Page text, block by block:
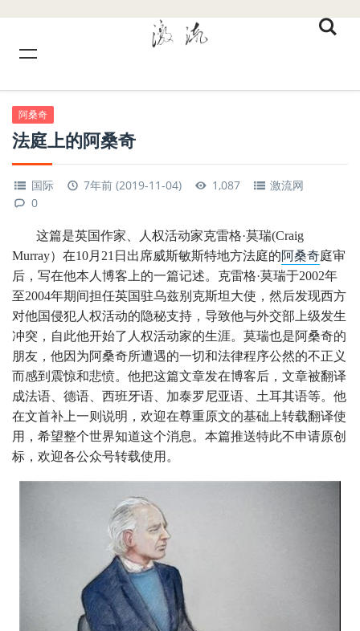
阿桑奇
法庭上的阿桑奇
国际 7年前 (2019-11-04) 1,087
激流网
0
这篇是英国作家、人权活动家克雷格·莫瑞(Craig
Murray）在10月21日出席威斯敏斯特地方法庭的阿桑奇庭审
后，写在他本人博客上的一篇记述。克雷格·莫瑞于2002年
至2004年期间担任英国驻乌兹别克斯坦大使，然后发现西方
对他国侵犯人权活动的隐秘支持，导致他与外交部上级发生
冲突，自此他开始了人权活动家的生涯。莫瑞也是阿桑奇的
朋友，他因为阿桑奇所遭遇的一切和法律程序公然的不正义
而感到震惊和悲愤。他把这篇文章发在博客后，文章被翻译
成法语、德语、西班牙语、加泰罗尼亚语、土耳其语等。他
在文首补上一则说明，欢迎在尊重原文的基础上转载翻译使
用，希望整个世界知道这个消息。本篇推送特此不申请原创
标，欢迎各公众号转载使用。